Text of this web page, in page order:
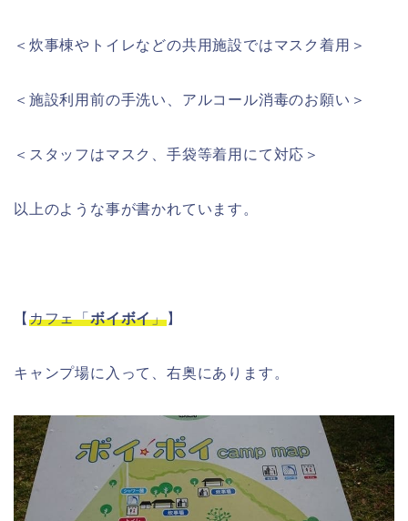
＜炊事棟やトイレなどの共用施設ではマスク着用＞
＜施設利用前の手洗い、アルコール消毒のお願い＞
＜スタッフはマスク、手袋等着用にて対応＞
以上のような事が書かれています。
【 カフェ「ボイボイ」】
キャンプ場に入って、右奥にあります。